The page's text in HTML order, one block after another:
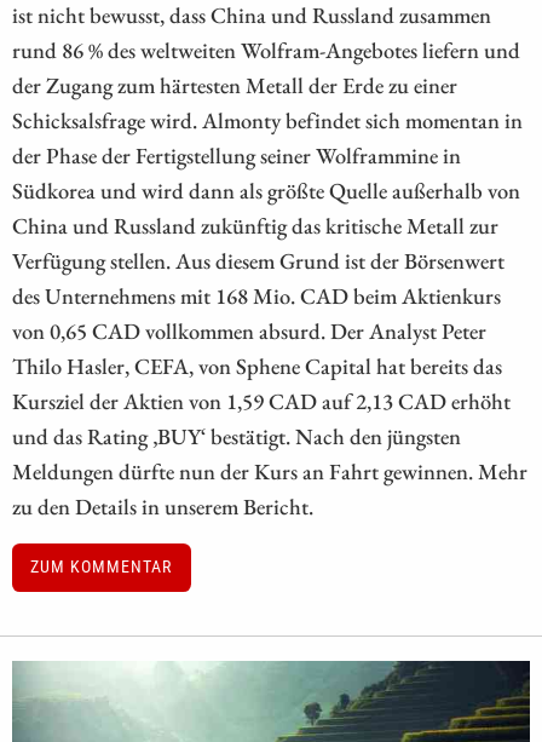
ist nicht bewusst, dass China und Russland zusammen
rund 86 % des weltweiten Wolfram-Angebotes liefern und
der Zugang zum härtesten Metall der Erde zu einer
Schicksalsfrage wird. Almonty befindet sich momentan in
der Phase der Fertigstellung seiner Wolframmine in
Südkorea und wird dann als größte Quelle außerhalb von
China und Russland zukünftig das kritische Metall zur
Verfügung stellen. Aus diesem Grund ist der Börsenwert
des Unternehmens mit 168 Mio. CAD beim Aktienkurs
von 0,65 CAD vollkommen absurd. Der Analyst Peter
Thilo Hasler, CEFA, von Sphene Capital hat bereits das
Kursziel der Aktien von 1,59 CAD auf 2,13 CAD erhöht
und das Rating ‚BUY‘ bestätigt. Nach den jüngsten
Meldungen dürfte nun der Kurs an Fahrt gewinnen. Mehr
zu den Details in unserem Bericht.
ZUM KOMMENTAR